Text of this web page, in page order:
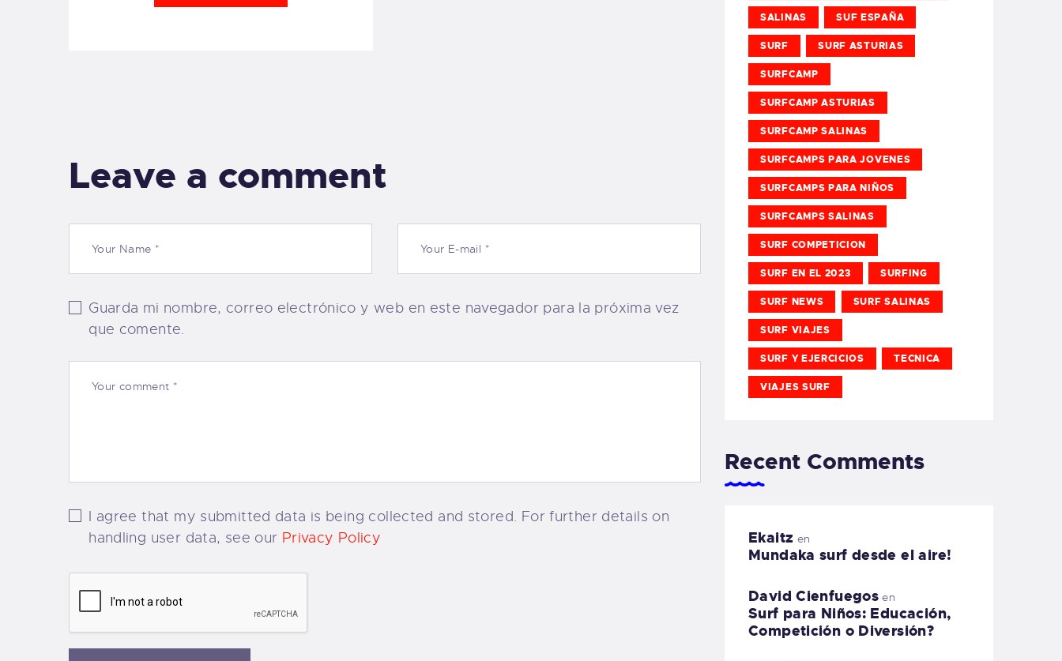
Leave a comment
Guarda mi nombre, correo electrónico y web en este navegador para la próxima vez
que comente.
I agree that my submitted data is being collected and stored. For further details on
handling user data, see our Privacy Policy
SALINAS SUF ESPAÑA
SURF SURF ASTURIAS
SURFCAMP
SURFCAMP ASTURIAS
SURFCAMP SALINAS
SURFCAMPS PARA JOVENES
SURFCAMPS PARA NIÑOS
SURFCAMPS SALINAS
SURF COMPETICION
SURF EN EL 2023 SURFING
SURF NEWS SURF SALINAS
SURF VIAJES
SURF Y EJERCICIOS TECNICA
VIAJES SURF
Recent Comments
Ekaitz en
Mundaka surf desde el aire!
David Cienfuegos en
Surf para Niños: Educación,
Competición o Diversión?